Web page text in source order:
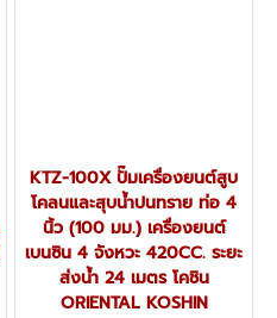
KTZ-100X ปั๊มเครื่องยนต์สูบ
โคลนและสุบน้ำปนทราย ท่อ 4
นิ้ว (100 มม.) เครื่องยนต์
เบนซิน 4 จังหวะ 420CC. ระยะ
ส่งน้ำ 24 เมตร โคชิน
ORIENTAL KOSHIN